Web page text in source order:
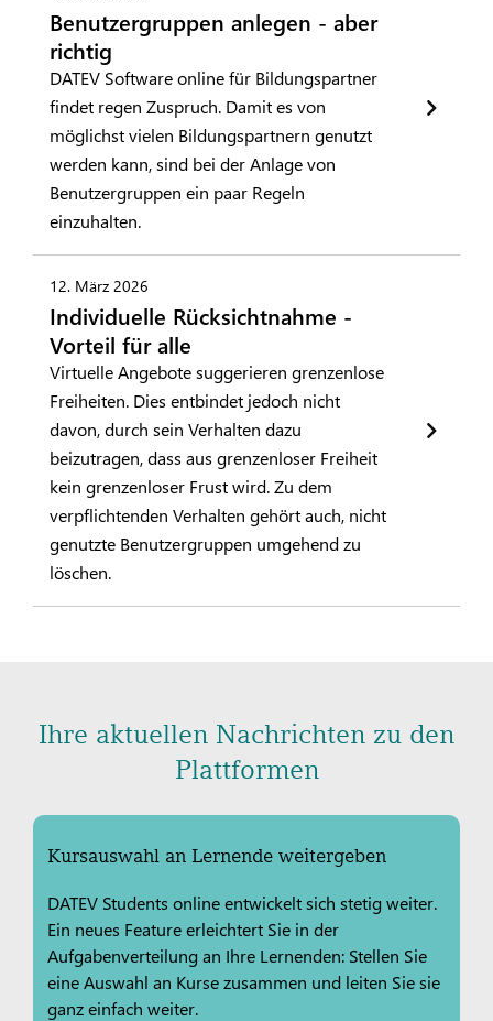
Benutzergruppen anlegen - aber
richtig
DATEV Software online für Bildungspartner
findet regen Zuspruch. Damit es von
möglichst vielen Bildungspartnern genutzt
werden kann, sind bei der Anlage von
Benutzergruppen ein paar Regeln
einzuhalten.
12. März 2026
Individuelle Rücksichtnahme -
Vorteil für alle
Virtuelle Angebote suggerieren grenzenlose
Freiheiten. Dies entbindet jedoch nicht
davon, durch sein Verhalten dazu
beizutragen, dass aus grenzenloser Freiheit
kein grenzenloser Frust wird. Zu dem
verpflichtenden Verhalten gehört auch, nicht
genutzte Benutzergruppen umgehend zu
löschen.
Ihre aktuellen Nachrichten zu den
Plattformen
Kursauswahl an Lernende weitergeben
DATEV Students online entwickelt sich stetig weiter.
Ein neues Feature erleichtert Sie in der
Aufgabenverteilung an Ihre Lernenden: Stellen Sie
eine Auswahl an Kurse zusammen und leiten Sie sie
ganz einfach weiter.